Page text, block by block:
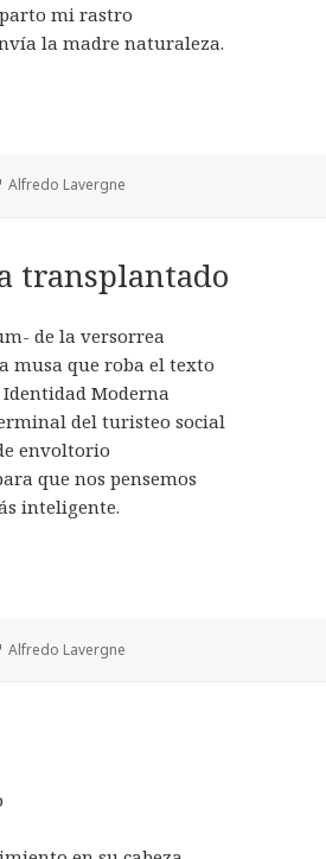
mi rastro
la madre naturaleza.
Etiquetas
Alfredo Lavergne
transplantado
de la versorrea
musa que roba el texto
Identidad Moderna
del turisteo social
envoltorio
que nos pensemos
inteligente.
Etiquetas
Alfredo Lavergne